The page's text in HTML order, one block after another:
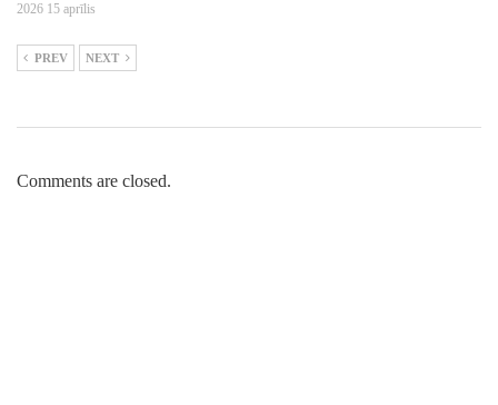
2026 15 aprīlis
PREV NEXT
Comments are closed.